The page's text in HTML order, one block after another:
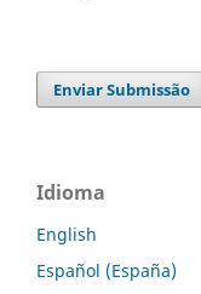
Enviar Submissão
Idioma
English
Español (España)